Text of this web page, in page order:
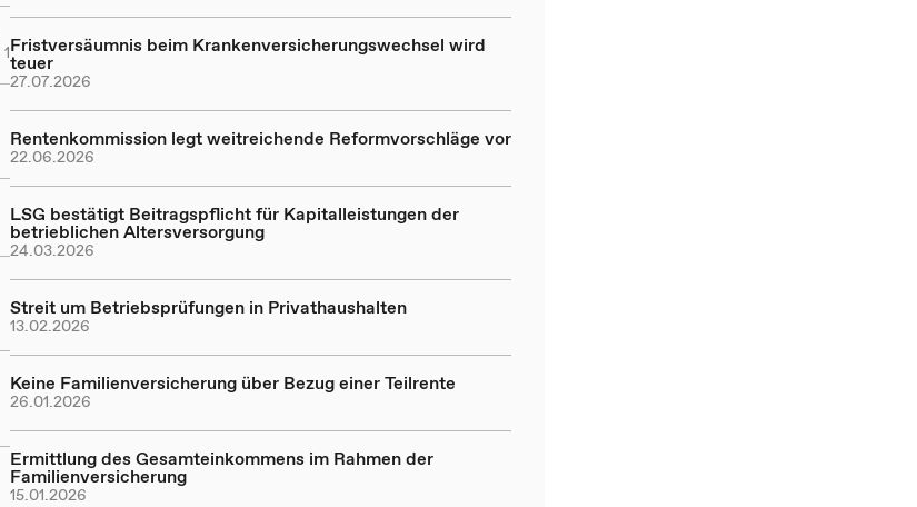
1Fristversäumnis beim Krankenversicherungswechsel wird
teuer
27.07.2026
Rentenkommission legt weitreichende Reformvorschläge vor
22.06.2026
LSG bestätigt Beitragspflicht für Kapitalleistungen der
betrieblichen Altersversorgung
24.03.2026
Streit um Betriebsprüfungen in Privathaushalten
13.02.2026
Keine Familienversicherung über Bezug einer Teilrente
26.01.2026
Ermittlung des Gesamteinkommens im Rahmen der
Familienversicherung
15.01.2026